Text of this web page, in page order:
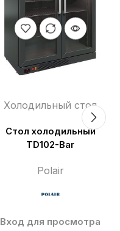
Холодильный стол
Стол холодильный
TD102-Bar
Polair
Вход для просмотра